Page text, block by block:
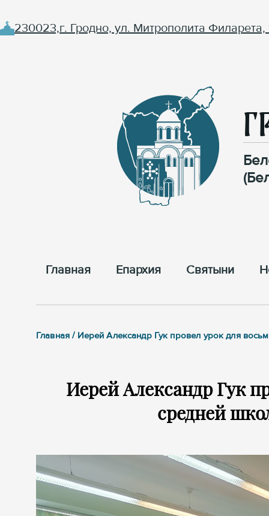
230023,г. Гродно, ул. Митрополита Филарета,
Главная Епархия Cвятыни
Главная / Иерей Александр Гук провел урок для
Иерей Александр Гук
средней